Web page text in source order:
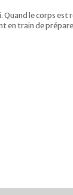
Quand le corps est
en train de